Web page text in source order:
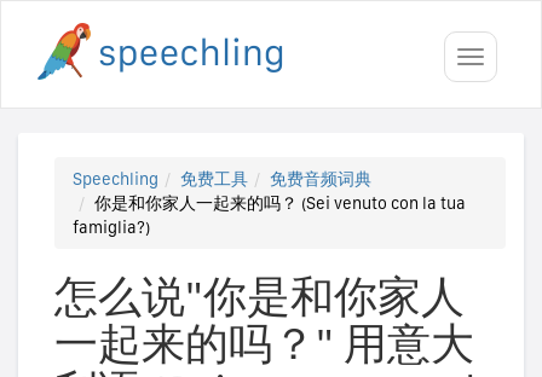
Toggle
Speechling 免费工具
免费音频词典
你是和你家人一起来的吗？ (Sei venuto con la tua
famiglia?)
怎么说"你是和你家人
一起来的吗？" 用意大